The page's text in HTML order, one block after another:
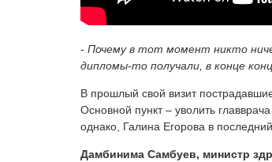
- Почему в тот момент никто
дипломы-то получали, в конце
В прошлый свой визит
Основной пункт – уволить
однако, Галина Егорова в
Дамбинима Самбуев, министр